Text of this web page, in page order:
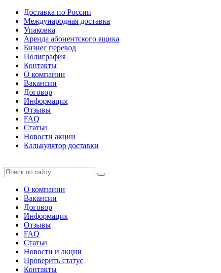
Доставка по России
Международная доставка
Упаковка
Аренда абонентского ящика
Бизнес перевод
Полиграфия
Контакты
О компании
Вакансии
Договор
Информация
Отзывы
FAQ
Статьи
Новости акции
Калькулятор доставки
О компании
Вакансии
Договор
Информация
Отзывы
FAQ
Статьи
Новости и акции
Проверить статус
Контакты